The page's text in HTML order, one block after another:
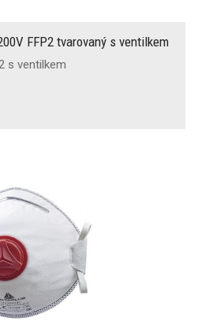
FFP2 tvarovaný s ventilkem
s ventilkem